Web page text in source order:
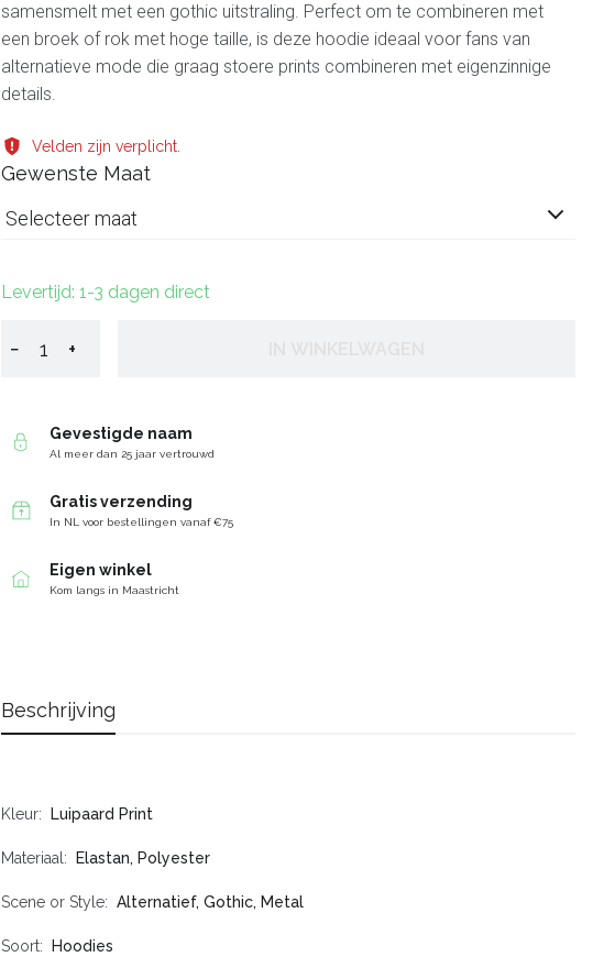
samensmelt met een gothic uitstraling. Perfect om te combineren met
een broek of rok met hoge taille, is deze hoodie ideaal voor fans van
alternatieve mode die graag stoere prints combineren met eigenzinnige
details.
Velden zijn verplicht.
Gewenste Maat
Selecteer maat
Levertijd: 1-3 dagen direct
− +
Gevestigde naam
Al meer dan 25 jaar vertrouwd
Gratis verzending
In NL voor bestellingen vanaf €75
Eigen winkel
Kom langs in Maastricht
Beschrijving
Kleur Luipaard Print
Materiaal Elastan, Polyester
Scene or Style Alternatief, Gothic, Metal
Soort Hoodies